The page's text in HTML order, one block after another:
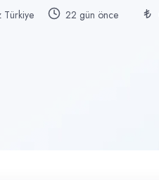
Türkiye 22 gün önce